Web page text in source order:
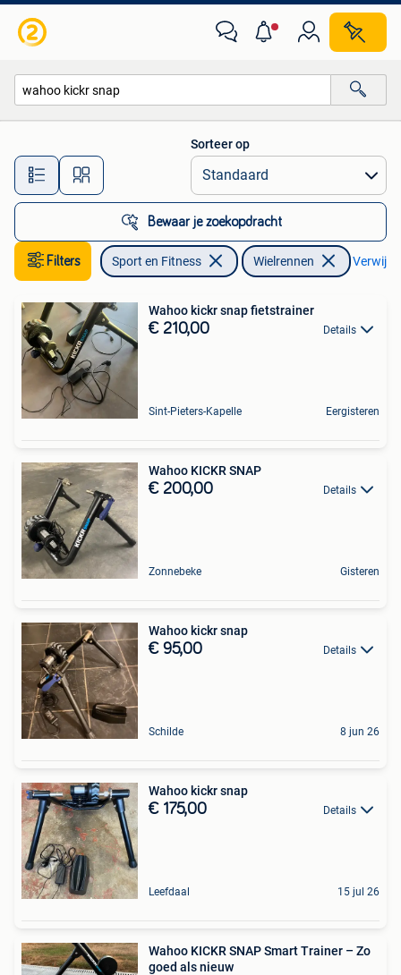
Alle afstanden…
Sorteer op
Bewaar je zoekopdracht
Filters Sport en Fitness Wielrennen
Wahoo kickr snap fietstrainer
€ 210,00 Details
Sint-Pieters-Kapelle Eergisteren
Wahoo KICKR SNAP
€ 200,00 Details
Zonnebeke Gisteren
Wahoo kickr snap
€ 95,00 Details
Schilde 8 jun 26
Wahoo kickr snap
€ 175,00 Details
Leefdaal 15 jul 26
Wahoo KICKR SNAP Smart Trainer – Zo
goed als nieuw